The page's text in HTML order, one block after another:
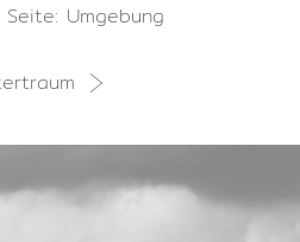
Umgebung